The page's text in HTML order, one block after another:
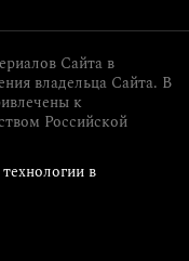
Сайта в
владельца Сайта. В
к
Российской
в